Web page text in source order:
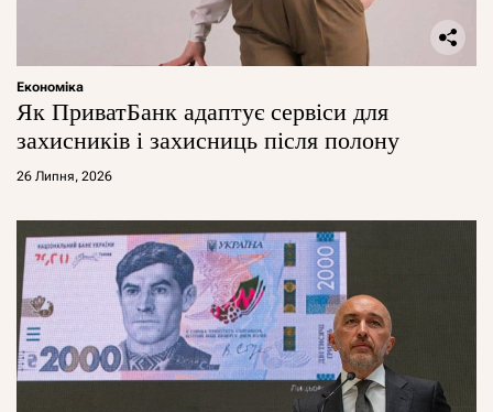
Економіка
Як ПриватБанк адаптує сервіси для
захисників і захисниць після полону
26 Липня, 2026